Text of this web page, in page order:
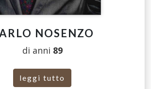
NOSENZO
di anni 89
leggi tutto